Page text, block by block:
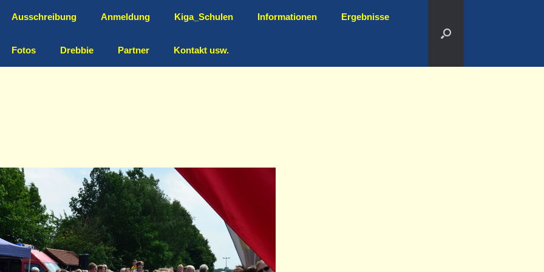
Ausschreibung Anmeldung Kiga_Schulen Informationen Ergebnisse
Fotos Drebbie Partner Kontakt usw.